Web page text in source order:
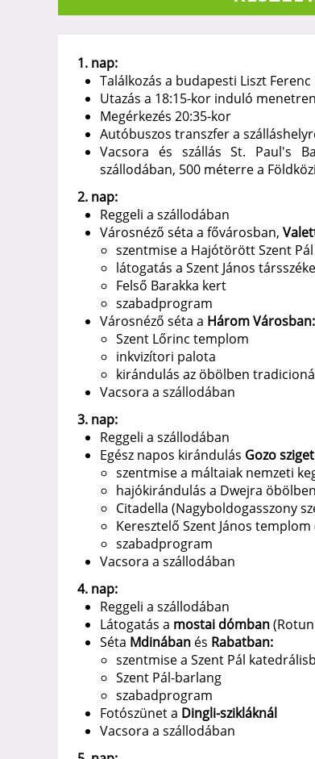
1. nap:
Találkozás a budapesti Liszt
Utazás a 18:15-kor induló
Megérkezés 20:35-kor
Autóbuszos transzfer a
Vacsora és szállás St. Paul's
szállodában, 500 méterre a
2. nap:
Reggeli a szállodában
Városnéző séta a fővárosban,
szentmise a Hajótörött Szent
látogatás a Szent János
Felső Barakka kert
szabadprogram
Városnéző séta a Három Városban:
Szent Lőrinc templom
inkvizítori palota
kirándulás az öbölben
Vacsora a szállodában
3. nap:
Reggeli a szállodában
Egész napos kirándulás Gozo
szentmise a máltaiak nemzeti
hajókirándulás a Dwejra öbölben
Citadella (Nagyboldogasszony
Keresztelő Szent János templom
szabadprogram
Vacsora a szállodában
4. nap:
Reggeli a szállodában
Látogatás a mostai dómban
Séta Mdinában és Rabatban:
szentmise a Szent Pál
Szent Pál-barlang
szabadprogram
Fotószünet a Dingli-szikláknál
Vacsora a szállodában